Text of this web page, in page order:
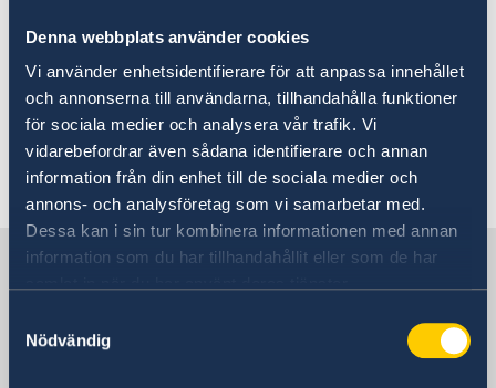
Denna webbplats använder cookies
Vi använder enhetsidentifierare för att anpassa innehållet
och annonserna till användarna, tillhandahålla funktioner
för sociala medier och analysera vår trafik. Vi
vidarebefordrar även sådana identifierare och annan
information från din enhet till de sociala medier och
annons- och analysföretag som vi samarbetar med.
Dessa kan i sin tur kombinera informationen med annan
information som du har tillhandahållit eller som de har
Nödvändig
For information about how to apply for a
consideration of impediments to marriage, visit
Before your wedding | Swedish Tax Agency.
Last updated 04 Jun 2025, 10.19 AM
Sweden in Iceland
Embassy